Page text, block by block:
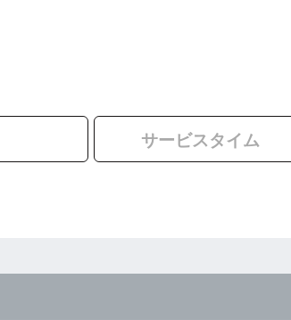
サービスタイム